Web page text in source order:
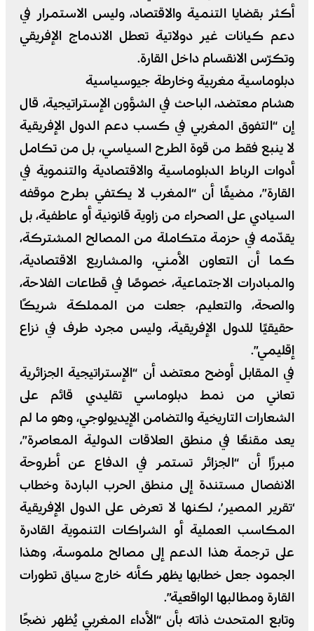
أكثر بقضايا التنمية والاقتصاد، وليس الاستمرار في
دعم كيانات غير دولاتية تعطل الاندماج الإفريقي
وتكرّس الانقسام داخل القارة.
دبلوماسية مغربية وخارطة جيوسياسية
هشام معتضد، الباحث في الشؤون الإستراتيجية، قال
إن “التفوق المغربي في كسب دعم الدول الإفريقية
لا ينبع فقط من قوة الطرح السياسي، بل من تكامل
أدوات الرباط الدبلوماسية والاقتصادية والتنموية في
القارة”، مضيفًا أن “المغرب لا يكتفي بطرح موقفه
السيادي على الصحراء من زاوية قانونية أو عاطفية، بل
يقدّمه في حزمة متكاملة من المصالح المشتركة،
كما أن التعاون الأمني، والمشاريع الاقتصادية،
والمبادرات الاجتماعية، خصوصًا في قطاعات الفلاحة،
والصحة، والتعليم، جعلت من المملكة شريكًا
حقيقيًا للدول الإفريقية، وليس مجرد طرف في نزاع
إقليمي”.
في المقابل أوضح معتضد أن “الإستراتيجية الجزائرية
تعاني من نمط دبلوماسي تقليدي قائم على
الشعارات التاريخية والتضامن الإيديولوجي، وهو ما لم
يعد مقنعًا في منطق العلاقات الدولية المعاصرة”،
مبرزًا أن “الجزائر تستمر في الدفاع عن أطروحة
الانفصال مستندة إلى منطق الحرب الباردة وخطاب
‘تقرير المصير’، لكنها لا تعرض على الدول الإفريقية
المكاسب العملية أو الشراكات التنموية القادرة
على ترجمة هذا الدعم إلى مصالح ملموسة، وهذا
الجمود جعل خطابها يظهر كأنه خارج سياق تطورات
القارة ومطالبها الواقعية”.
وتابع المتحدث ذاته بأن “الأداء المغربي يُظهر نضجًا